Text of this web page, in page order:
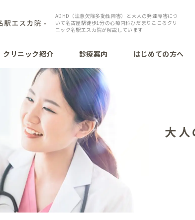
ADHD（注意欠陥多動性障害）と大人の発達障害につ
いて名古屋駅徒歩1分の心療内科ひだまりこころクリ
ニック名駅エスカ院が解説しています
クリニック紹介 診療案内 はじめての方へ
大人